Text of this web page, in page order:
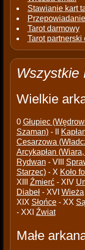
Stawianie kart
Tarot darmowy
Tarot partnerski
Wszystkie
Wielkie
0 Głupiec
Szaman)- II
Cesarzowa
Arcykapłan
Rydwan - VIII
Starzec)- X Koło
XIII Źmierć- XIV
Diabeł- XVI Wieża
XIX Słońce- XX
- XXI Źwiat
Małe